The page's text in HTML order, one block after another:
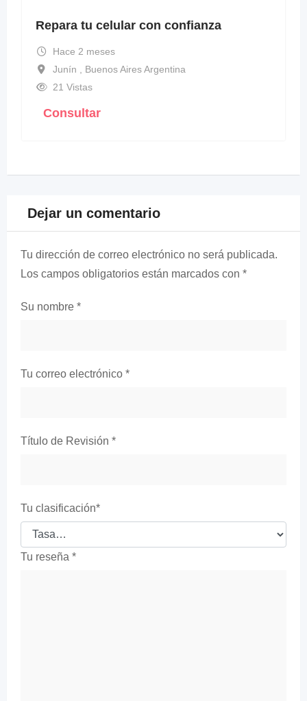
Repara tu celular con confianza
Hace 2 meses
Junín , Buenos Aires Argentina
21 Vistas
Consultar
Dejar un comentario
Tu dirección de correo electrónico no será publicada.
Los campos obligatorios están marcados con *
Su nombre *
Tu correo electrónico *
Título de Revisión *
Tu clasificación*
Tu reseña *